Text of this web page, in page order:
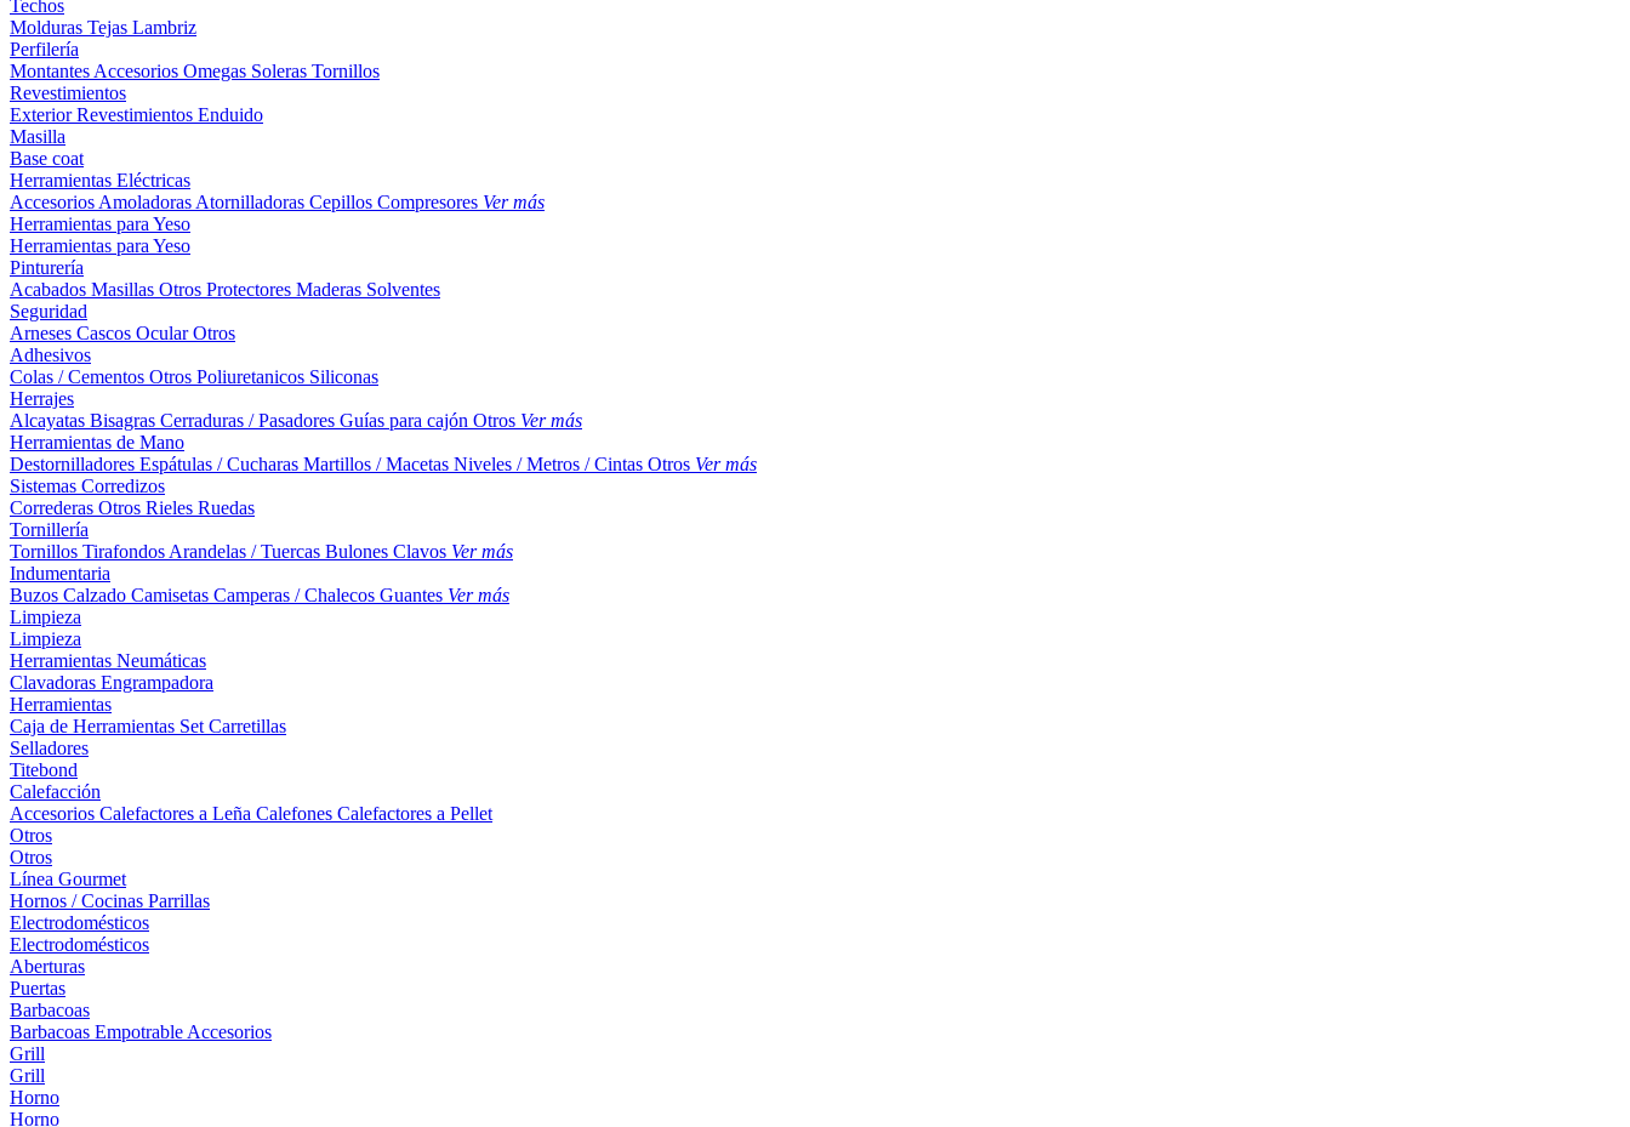
Techos
Molduras Tejas Lambriz
Perfilería
Montantes Accesorios Omegas Soleras Tornillos
Revestimientos
ExteriorRevestimientos Enduido
Masilla
Base coat
Herramientas Eléctricas
Accesorios Amoladoras Atornilladoras Cepillos Compresores Ver más
Herramientas para Yeso
Herramientas para Yeso
Pinturería
Acabados Masillas Otros Protectores Maderas Solventes
Seguridad
Arneses Cascos OcularOtros
Adhesivos
Colas / Cementos Otros Poliuretanicos Siliconas
Herrajes
Alcayatas Bisagras Cerraduras / Pasadores Guías para cajón Otros Ver más
Herramientas de Mano
Destornilladores Espátulas / Cucharas Martillos / Macetas Niveles / Metros / Cintas Otros Ver más
Sistemas Corredizos
Correderas Otros Rieles Ruedas
Tornillería
Tornillos Tirafondos Arandelas / Tuercas Bulones Clavos Ver más
Indumentaria
Buzos Calzado Camisetas Camperas / Chalecos Guantes Ver más
Limpieza
Limpieza
Herramientas Neumáticas
Clavadoras Engrampadora
Herramientas
Caja de Herramientas Set Carretillas
Selladores
Titebond
Calefacción
Accesorios Calefactores a Leña Calefones Calefactores a Pellet
Otros
Otros
Línea Gourmet
Hornos / Cocinas Parrillas
Electrodomésticos
Electrodomésticos
Aberturas
Puertas
Barbacoas
Barbacoas Empotrable Accesorios
Grill
Grill
Horno
Horno